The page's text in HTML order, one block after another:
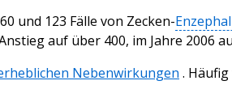
und 123 Fälle von Zecken-
auf über 400, im Jahre 2006
Nebenwirkungen .